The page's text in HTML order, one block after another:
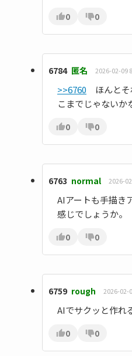
0 0
6784 匿名 2026-02-09
>>6760 ほんと
こまでじゃないか
0 0
6763 normal 2026-
AIアートも手描き
感じでしょうか。
0 0
6759 rough 2026-02-
AIでサクッと作れ
0 0